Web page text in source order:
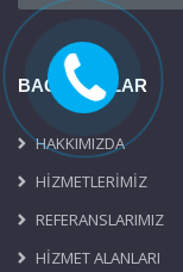
BAĞLANTILAR
HAKKIMIZDA
HİZMETLERİMİZ
REFERANSLARIMIZ
HİZMET ALANLARI